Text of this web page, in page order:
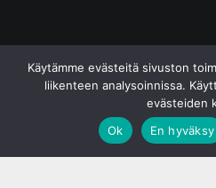
Käytämme evästeitä sivuston
liikenteen analysoinnissa.
evästeiden
Ok
En hyväksy